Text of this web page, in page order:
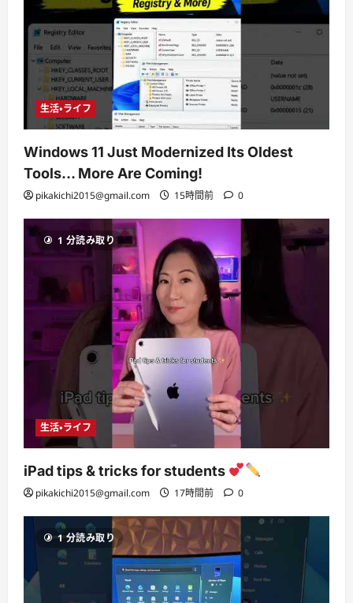
生活・ライフ
Windows 11 Just Modernized Its Oldest
Tools… More Are Coming!
pikakichi2015@gmail.com 15時間前 0
1 分読み取り
生活・ライフ
iPad tips & tricks for students
pikakichi2015@gmail.com 17時間前 0
1 分読み取り